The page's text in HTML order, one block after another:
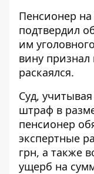
Пенсионер на
подтвердил
им
вину
раскаялся.
Суд,
штраф в
пенсионер
экспертные
грн, а также
ущерб на